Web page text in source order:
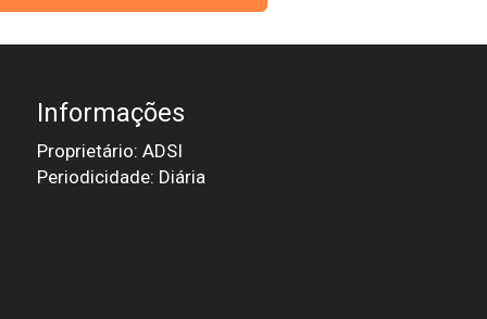
Informações
Proprietário: ADSI
Periodicidade: Diária